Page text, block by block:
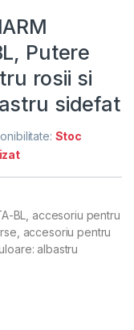
Putere
rosii si
sidefat
Stoc
BL, accesoriu pentru
accesoriu pentru
albastru